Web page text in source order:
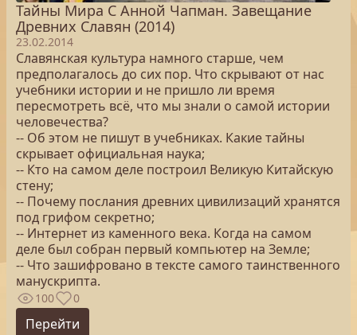
Тайны Мира С Анной Чапман. Завещание
Древних Славян (2014)
23.02.2014
Славянская культура намного старше, чем
предполагалось до сих пор. Что скрывают от нас
учебники истории и не пришло ли время
пересмотреть всё, что мы знали о самой истории
человечества?
-- Об этом не пишут в учебниках. Какие тайны
скрывает официальная наука;
-- Кто на самом деле построил Великую Китайскую
стену;
-- Почему послания древних цивилизаций хранятся
под грифом секретно;
-- Интернет из каменного века. Когда на самом
деле был собран первый компьютер на Земле;
-- Что зашифровано в тексте самого таинственного
манускрипта.
100 0
Перейти